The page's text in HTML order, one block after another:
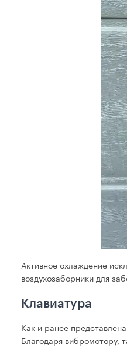
Активное охлаждение
воздухозаборники для
Клавиатура
Как и ранее
Благодаря вибромотору,